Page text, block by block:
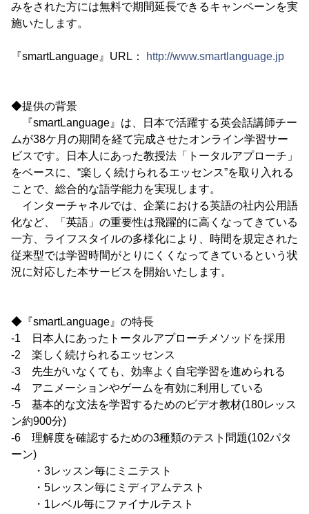
みをされた方には無料で期間延長できるキャンペーンを実
施いたします。
『smartLanguage』URL： http://www.smartlanguage.jp
◆提供の背景
『smartLanguage』は、日本で活躍する英会話講師チー
ムが38ケ月の期間を経て完成させたオンライン学習サー
ビスです。日本人にあった教授法「トータルアプローチ」
をベースに、“楽しく続けられるエッセンス”を取り入れる
ことで、総合的な語学能力を実現します。
インターチャネルでは、企業における英語の社内公用語
化など、「英語」の重要性は飛躍的に高くなってきている
一方、ライフスタイルの多様化により、時間を規定された
従来型では学習時間がとりにくくなってきているという状
況に対応した本サービスを開始いたします。
◆『smartLanguage』の特長
-1 日本人にあったトータルアプローチメソッドを採用
-2 楽しく続けられるエッセンス
-3 先生がいなくても、効率よく自宅学習を進められる
-4 アニメーションやゲームを有効に利用している
-5 基本的な文法を学習するためのビデオ教材(180レッス
ン約900分)
-6 理解度を確認するための3種類のテスト問題(102パタ
ーン)
・3レッスン毎にミニテスト
・5レッスン毎にミディアムテスト
・1レベル毎にファイナルテスト